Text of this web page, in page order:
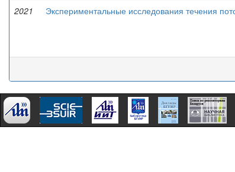
2021
Экспериментальные исследования течения